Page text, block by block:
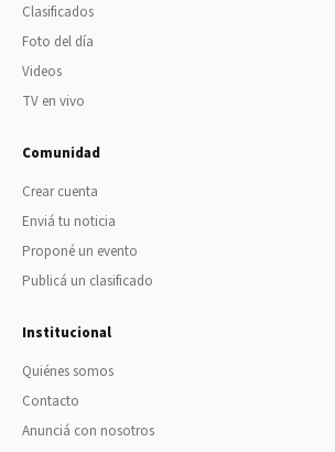
Clasificados
Foto del día
Videos
TV en vivo
Comunidad
Crear cuenta
Enviá tu noticia
Proponé un evento
Publicá un clasificado
Institucional
Quiénes somos
Contacto
Anunciá con nosotros